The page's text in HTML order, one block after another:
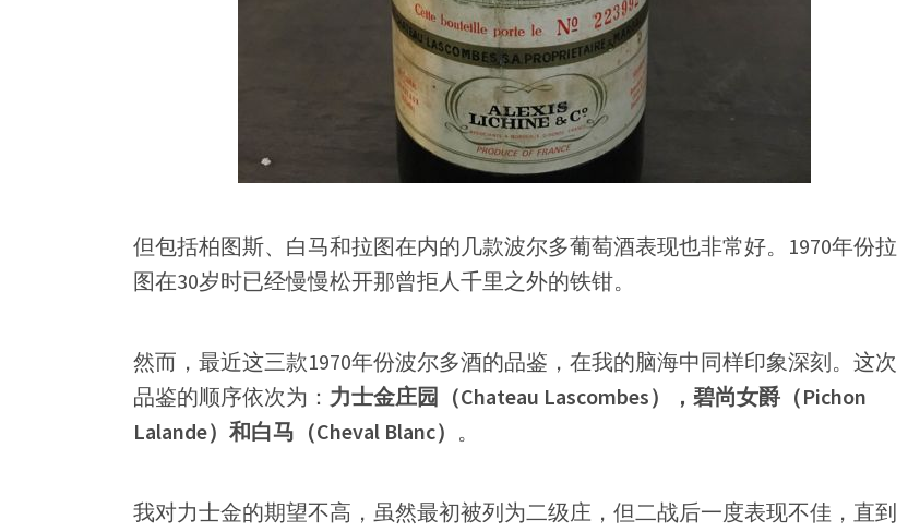
但包括柏图斯、白马和拉图在内的几款波尔多葡萄酒表现也非常好。1970年份拉
图在30岁时已经慢慢松开那曾拒人千里之外的铁钳。
然而，最近这三款1970年份波尔多酒的品鉴，在我的脑海中同样印象深刻。这次
品鉴的顺序依次为： 力士金庄园（Chateau Lascombes），碧尚女爵（Pichon
Lalande）和白马（Cheval Blanc） 。
我对力士金的期望不高，虽然最初被列为二级庄，但二战后一度表现不佳，直到